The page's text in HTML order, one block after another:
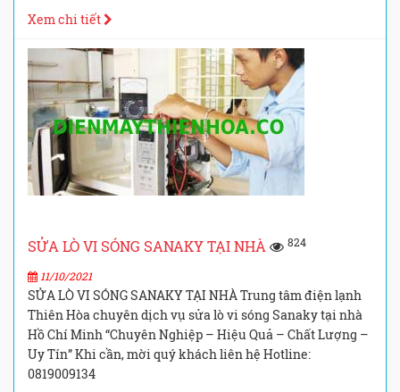
Xem chi tiết
SỬA LÒ VI SÓNG SANAKY TẠI NHÀ 824
11/10/2021
SỬA LÒ VI SÓNG SANAKY TẠI NHÀ Trung tâm điện lạnh
Thiên Hòa chuyên dịch vụ sửa lò vi sóng Sanaky tại nhà
Hồ Chí Minh “Chuyên Nghiệp – Hiệu Quả – Chất Lượng –
Uy Tín” Khi cần, mời quý khách liên hệ Hotline:
0819009134